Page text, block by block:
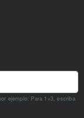
ejemplo: Para 1+3, escriba